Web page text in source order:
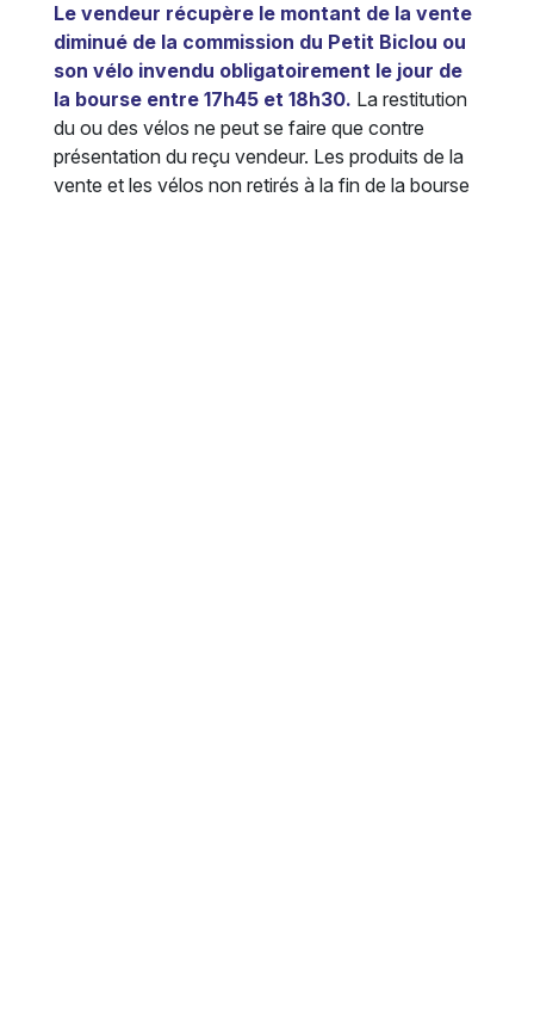
Le vendeur récupère le montant de la vente
diminué de la commission du Petit Biclou ou
son vélo invendu obligatoirement le jour de
la bourse entre 17h45 et 18h30. La restitution
du ou des vélos ne peut se faire que contre
présentation du reçu vendeur. Les produits de la
vente et les vélos non retirés à la fin de la bourse